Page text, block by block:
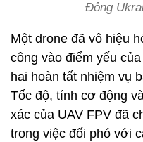
Đông
Một drone đã vô hiệu
công vào điểm yếu
hai hoàn tất nhiệm vụ
Tốc độ, tính cơ động
xác của UAV FPV đã
trong việc đối phó với